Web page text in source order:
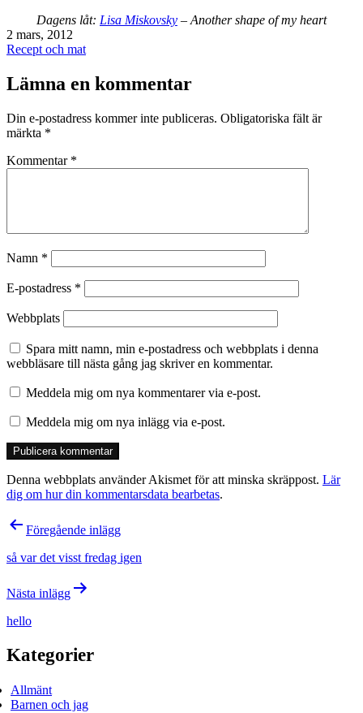
Dagens låt: Lisa Miskovsky – Another shape of my heart
Publicerat
den
2 mars, 2012
Kategoriserat
Recept och mat
Lämna en kommentar
Din e-postadress kommer inte publiceras. Obligatoriska fält är
märkta *
Kommentar *
Namn *
E-postadress *
Webbplats
Spara mitt namn, min e-postadress och webbplats i denna
webbläsare till nästa gång jag skriver en kommentar.
Meddela mig om nya kommentarer via e-post.
Meddela mig om nya inlägg via e-post.
Denna webbplats använder Akismet för att minska skräppost. Lär
dig om hur din kommentarsdata bearbetas.
Inläggsnavigering
Föregående inlägg
så var det visst fredag igen
Nästa inlägg
hello
Kategorier
Allmänt
Barnen och jag